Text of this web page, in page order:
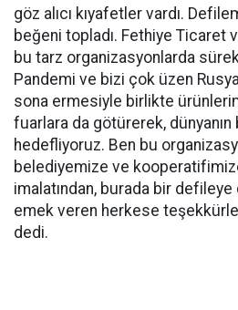
göz alıcı kıyafetler vardı.
beğeni topladı. Fethiye Ticaret
bu tarz organizasyonlarda
Pandemi ve bizi çok üzen
sona ermesiyle birlikte
fuarlara da götürerek, dünyanın
hedefliyoruz. Ben bu
belediyemize ve
imalatından, burada bir
emek veren herkese
dedi.